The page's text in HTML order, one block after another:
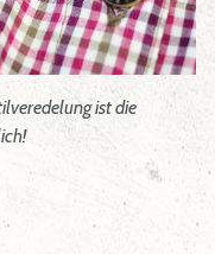
ist die